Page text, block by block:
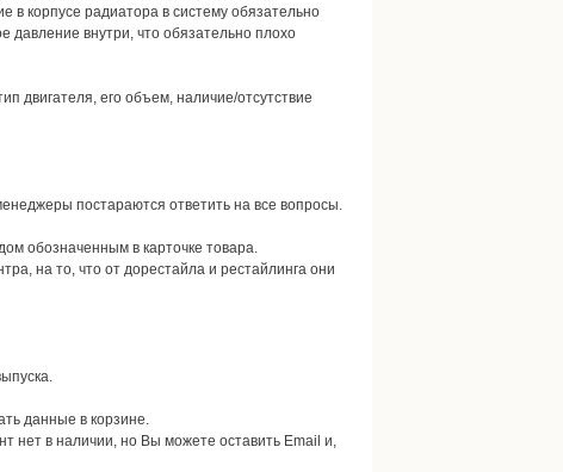
корпусе радиатора в систему обязательно
давление внутри, что обязательно плохо
двигателя, его объем, наличие/отсутствие
постараются ответить на все вопросы.
обозначенным в карточке товара.
на то, что от дорестайла и рестайлинга они
данные в корзине.
нет в наличии, но Вы можете оставить Email и,